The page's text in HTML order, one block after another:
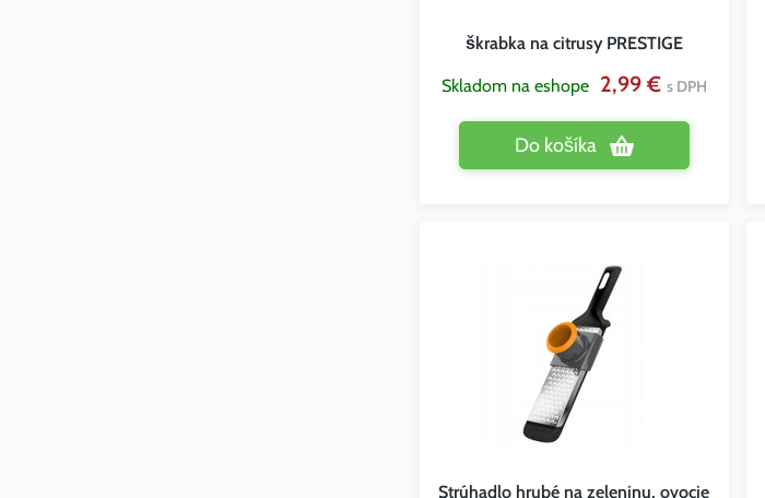
škrabka na citrusy PRESTIGE
Skladom na eshope 2,99 € s DPH
Do košíka
Strúhadlo hrubé na zeleninu, ovocie